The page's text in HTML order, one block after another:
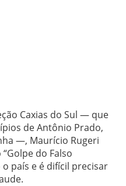
Caxias do Sul — que
de Antônio Prado,
—, Maurício Rugeri
do Falso
país e é difícil precisar